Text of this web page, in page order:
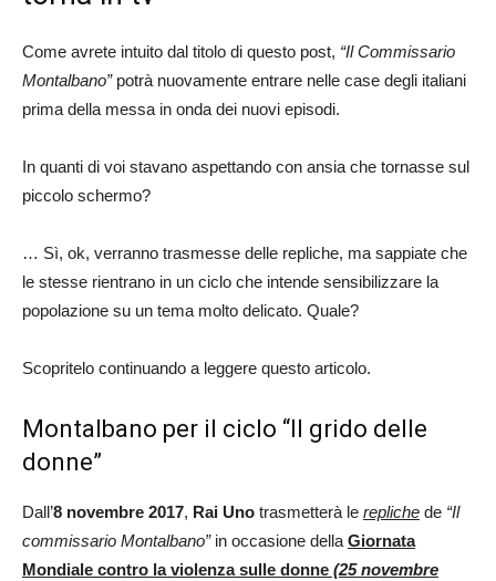
Come avrete intuito dal titolo di questo post, “Il Commissario
Montalbano”potrà nuovamente entrare nelle case degli italiani
prima della messa in onda dei nuovi episodi.
In quanti di voi stavano aspettando con ansia che tornasse sul
piccolo schermo?
… Sì, ok, verranno trasmesse delle repliche, ma sappiate che
le stesse rientrano in un ciclo che intende sensibilizzare la
popolazione su un tema molto delicato. Quale?
Scopritelo continuando a leggere questo articolo.
Montalbano per il ciclo “Il grido delle
donne”
Dall’8 novembre 2017, Rai Uno trasmetterà le repliche de “Il
commissario Montalbano”in occasione dellaGiornata
Mondiale contro la violenza sulle donne (25 novembre